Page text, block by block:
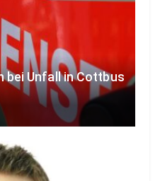
bei Unfall in Cottbus